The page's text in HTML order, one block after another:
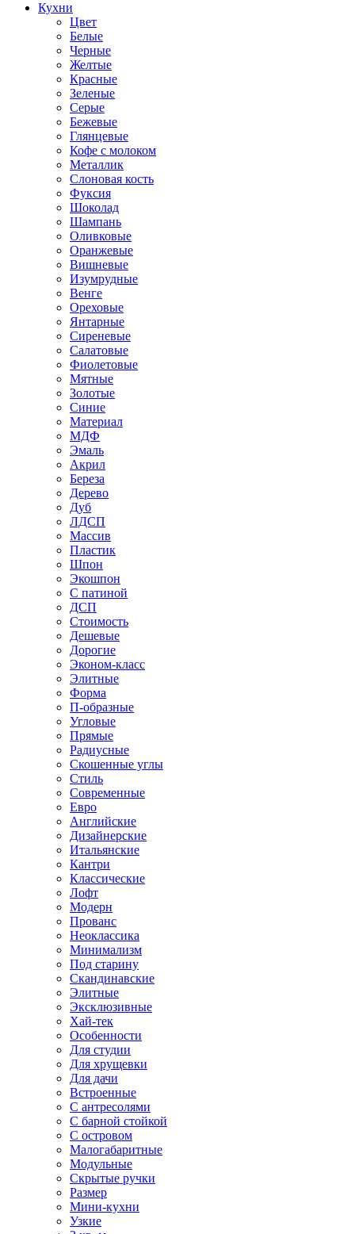
Кухни
Цвет
Белые
Черные
Желтые
Красные
Зеленые
Серые
Бежевые
Глянцевые
Кофе с молоком
Металлик
Слоновая кость
Фуксия
Шоколад
Шампань
Оливковые
Оранжевые
Вишневые
Изумрудные
Венге
Ореховые
Янтарные
Сиреневые
Салатовые
Фиолетовые
Мятные
Золотые
Синие
Материал
МДФ
Эмаль
Акрил
Береза
Дерево
Дуб
ЛДСП
Массив
Пластик
Шпон
Экошпон
С патиной
ДСП
Стоимость
Дешевые
Дорогие
Эконом-класс
Элитные
Форма
П-образные
Угловые
Прямые
Радиусные
Скошенные углы
Стиль
Современные
Евро
Английские
Дизайнерские
Итальянские
Кантри
Классические
Лофт
Модерн
Прованс
Неоклассика
Минимализм
Под старину
Скандинавские
Элитные
Эксклюзивные
Хай-тек
Особенности
Для студии
Для хрущевки
Для дачи
Встроенные
С антресолями
С барной стойкой
С островом
Малогабаритные
Модульные
Скрытые ручки
Размер
Мини-кухни
Узкие